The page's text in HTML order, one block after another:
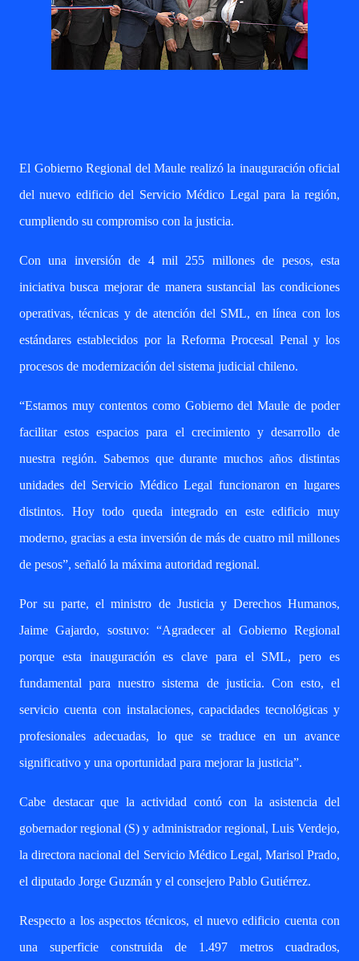
El Gobierno Regional del Maule realizó la inauguración oficial
del nuevo edificio del Servicio Médico Legal para la región,
cumpliendo su compromiso con la justicia.
Con una inversión de 4 mil 255 millones de pesos, esta
iniciativa busca mejorar de manera sustancial las condiciones
operativas, técnicas y de atención del SML, en línea con los
estándares establecidos por la Reforma Procesal Penal y los
procesos de modernización del sistema judicial chileno.
“Estamos muy contentos como Gobierno del Maule de poder
facilitar estos espacios para el crecimiento y desarrollo de
nuestra región. Sabemos que durante muchos años distintas
unidades del Servicio Médico Legal funcionaron en lugares
distintos. Hoy todo queda integrado en este edificio muy
moderno, gracias a esta inversión de más de cuatro mil millones
de pesos”, señaló la máxima autoridad regional.
Por su parte, el ministro de Justicia y Derechos Humanos,
Jaime Gajardo, sostuvo: “Agradecer al Gobierno Regional
porque esta inauguración es clave para el SML, pero es
fundamental para nuestro sistema de justicia. Con esto, el
servicio cuenta con instalaciones, capacidades tecnológicas y
profesionales adecuadas, lo que se traduce en un avance
significativo y una oportunidad para mejorar la justicia”.
Cabe destacar que la actividad contó con la asistencia del
gobernador regional (S) y administrador regional, Luis Verdejo,
la directora nacional del Servicio Médico Legal, Marisol Prado,
el diputado Jorge Guzmán y el consejero Pablo Gutiérrez.
Respecto a los aspectos técnicos, el nuevo edificio cuenta con
una superficie construida de 1.497 metros cuadrados,